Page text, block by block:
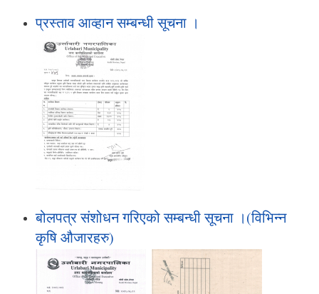
प्रस्ताव आव्हान सम्बन्धी सूचना ।
बोलपत्र संशोधन गरिएको सम्बन्धी सूचना ।(विभिन्न
कृषि औजारहरु)